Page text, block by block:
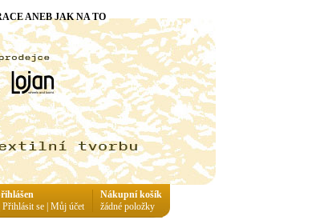
ANEB JAK NA TO
Nákupní košík
žádné položky
Přihlásit se Můj účet